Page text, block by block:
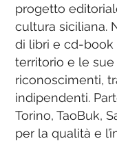
progetto
cultura siciliana.
di libri e cd-book
territorio e le
riconoscimenti,
indipendenti.
Torino, TaoBuk,
per la qualità e